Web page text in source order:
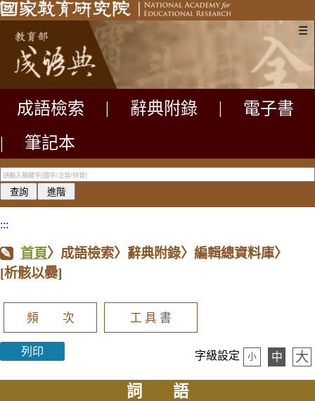
☰
成語檢索 辭典附錄
電子書
|
筆記本
:::
首頁〉成語檢索〉辭典附錄〉編輯總資料庫〉
[析骸以爨]
頻 次 工 具 書
列印 字級設定 小 中 大
詞 語